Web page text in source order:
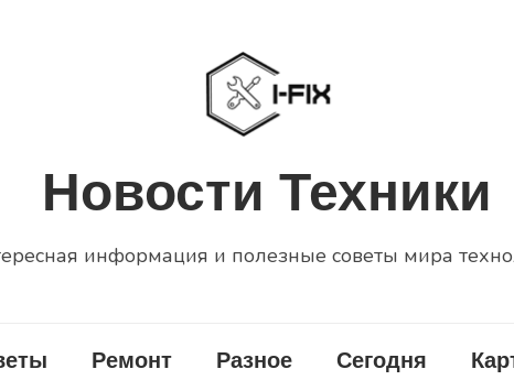
Новости Техники
информация и полезные советы мира
Ремонт Разное Сегодня